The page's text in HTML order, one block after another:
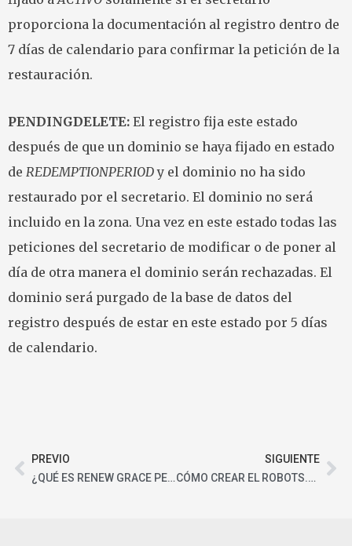
proporciona la documentación al registro dentro de
7 días de calendario para confirmar la petición de la
restauración.
PENDINGDELETE: El registro fija este estado
después de que un dominio se haya fijado en estado
de REDEMPTIONPERIODy el dominio no ha sido
restaurado por el secretario. El dominio no será
incluido en la zona. Una vez en este estado todas las
peticiones del secretario de modificar o de poner al
día de otra manera el dominio serán rechazadas. El
dominio será purgado de la base de datos del
registro después de estar en este estado por 5 días
de calendario.
AntPREVIO
¿QUÉ ES RENEW GRACE PERIOD O PERIODO DE GRACIA?
SIGUIENTE
CÓMO CREAR EL ROBOTS.TXT